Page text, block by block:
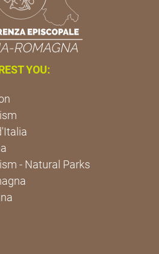
YOU:
- Natural Parks
Romagna Facebook profile
Romagna YouTube profile
Emilia-Romagna Twitter
Emilia-Romagna